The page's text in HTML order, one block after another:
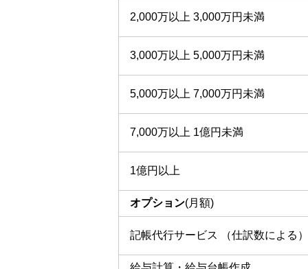
2,000万以上 3,000万円未満
3,000万以上 5,000万円未満
5,000万以上 7,000万円未満
7,000万以上 1億円未満
1億円以上
オプション(月額)
記帳代行サービス （仕訳数による）